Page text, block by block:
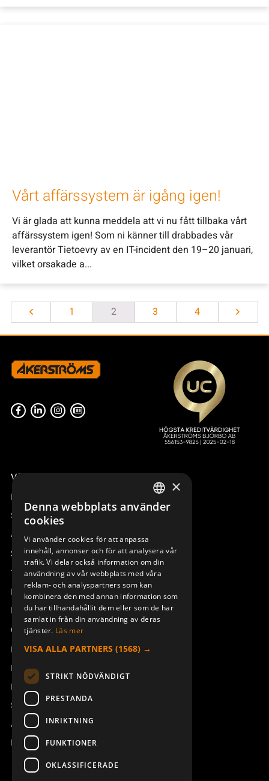
Vårt affärssystem är igång igen!
Vi är glada att kunna meddela att vi nu fått tillbaka vårt
affärssystem igen! Som ni känner till drabbades vår
leverantör Tietoevry av en IT-incident den 19–20 januari,
vilket orsakade a...
1 2 3 4
Våra radiostyrningar – översikt
Remotus
Sesam
Access_Ctrl
Support
Teknisk support
Boka service
Manualer och videoinstruktioner
Om Åkerströms
Kontakt
Nyheter
Pressrum
Säkerhet och direktiv
Allmänna villkor
REACH
SWEDISH
DEUTSCH
×
Denna webbplats använder
cookies
Vi använder cookies för att anpassa
innehåll, annonser och för att analysera vår
trafik. Vi delar också information om din
användning av vår webbplats med våra
reklam- och analyspartners som kan
kombinera den med annan information som
du har tillhandahållit dem eller som de har
samlat in från din användning av deras
tjänster. Läs mer
VISA ALLA PARTNERS (1568) →
STRIKT NÖDVÄNDIGT
PRESTANDA
INRIKTNING
FUNKTIONER
OKLASSIFICERADE